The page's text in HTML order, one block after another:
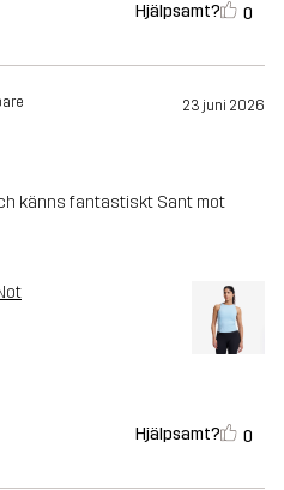
Hjälpsamt? 0
23 juni 2026
känns fantastiskt Sant mot
Hjälpsamt? 0